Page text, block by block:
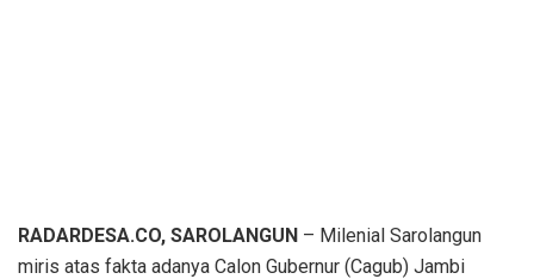
RADARDESA.CO, SAROLANGUN – Milenial Sarolangun
miris atas fakta adanya Calon Gubernur (Cagub) Jambi